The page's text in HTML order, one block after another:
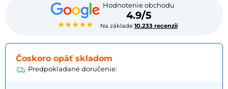
★★★★★
Hodnotenie obchodu
4.9/5
Na základe 10.233 recenzií
Čoskoro opäť skladom
Predpokladané doručenie: